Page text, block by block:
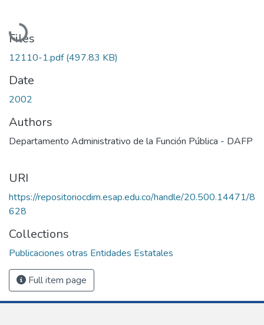
Loading...
Files
12110-1.pdf(497.83 KB)
Date
2002
Authors
Departamento Administrativo de la Función Pública - DAFP
URI
https://repositoriocdim.esap.edu.co/handle/20.500.14471/8
628
Collections
Publicaciones otras Entidades Estatales
Full item page